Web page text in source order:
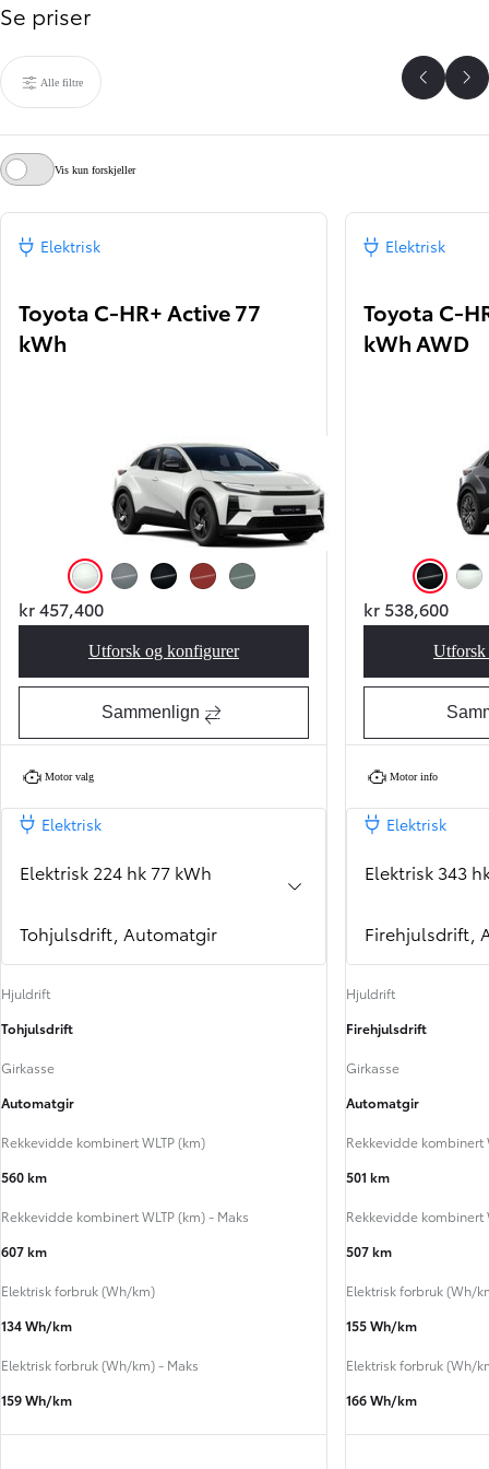
Se priser
Alle filtre Se
Vis kun forskjeller
Elektrisk
Toyota C-HR+ Active 77
kWh
Platinum White Pearl Mc. (089)
kr 457,400
Utforsk og konfigurerToyota C-HR+ Active 77 kWh
Sammenlign
Motor valg
Elektrisk
Elektrisk 224 hk 77 kWh
Tohjulsdrift, Automatgir
Hjuldrift
Tohjulsdrift
Girkasse
Automatgir
Rekkevidde kombinert WLTP (km)
560 km
Rekkevidde kombinert WLTP (km) - Maks
607 km
Elektrisk forbruk (Wh/km)
134 Wh/km
Elektrisk forbruk (Wh/km) - Maks
159 Wh/km
Elektrisk
Toyota C-
kWh AWD
Attitude
kr 538,600
Utforsk
Motor info
Elektrisk
Elektrisk 343
Firehjulsdrift,
Hjuldrift
Firehjulsdrift
Girkasse
Automatgir
Rekkevidde kombinert
501 km
Rekkevidde kombinert
507 km
Elektrisk forbruk (Wh/
155 Wh/km
Elektrisk forbruk (Wh/
166 Wh/km